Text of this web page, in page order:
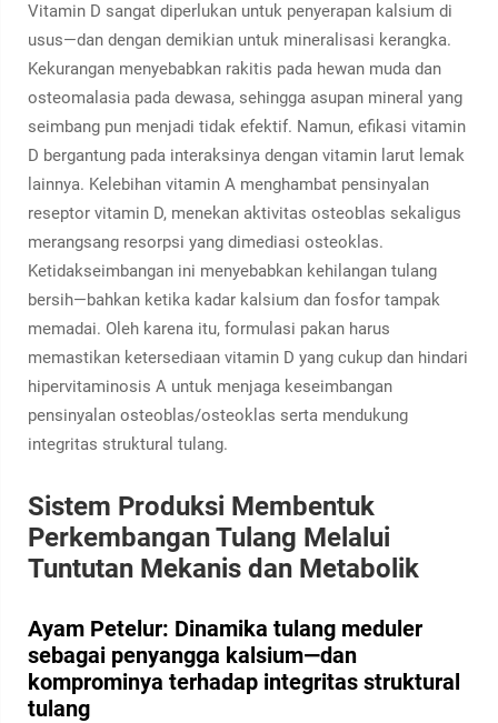
Vitamin D sangat diperlukan untuk penyerapan kalsium di
usus—dan dengan demikian untuk mineralisasi kerangka.
Kekurangan menyebabkan rakitis pada hewan muda dan
osteomalasia pada dewasa, sehingga asupan mineral yang
seimbang pun menjadi tidak efektif. Namun, efikasi vitamin
D bergantung pada interaksinya dengan vitamin larut lemak
lainnya. Kelebihan vitamin A menghambat pensinyalan
reseptor vitamin D, menekan aktivitas osteoblas sekaligus
merangsang resorpsi yang dimediasi osteoklas.
Ketidakseimbangan ini menyebabkan kehilangan tulang
bersih—bahkan ketika kadar kalsium dan fosfor tampak
memadai. Oleh karena itu, formulasi pakan harus
memastikan ketersediaan vitamin D yang cukup dan hindari
hipervitaminosis A untuk menjaga keseimbangan
pensinyalan osteoblas/osteoklas serta mendukung
integritas struktural tulang.
Sistem Produksi Membentuk
Perkembangan Tulang Melalui
Tuntutan Mekanis dan Metabolik
Ayam Petelur: Dinamika tulang meduler
sebagai penyangga kalsium—dan
komprominya terhadap integritas struktural
tulang